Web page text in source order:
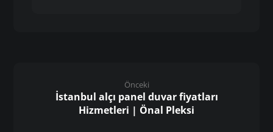
Önceki
İstanbul alçı panel duvar fiyatları
Hizmetleri | Önal Pleksi